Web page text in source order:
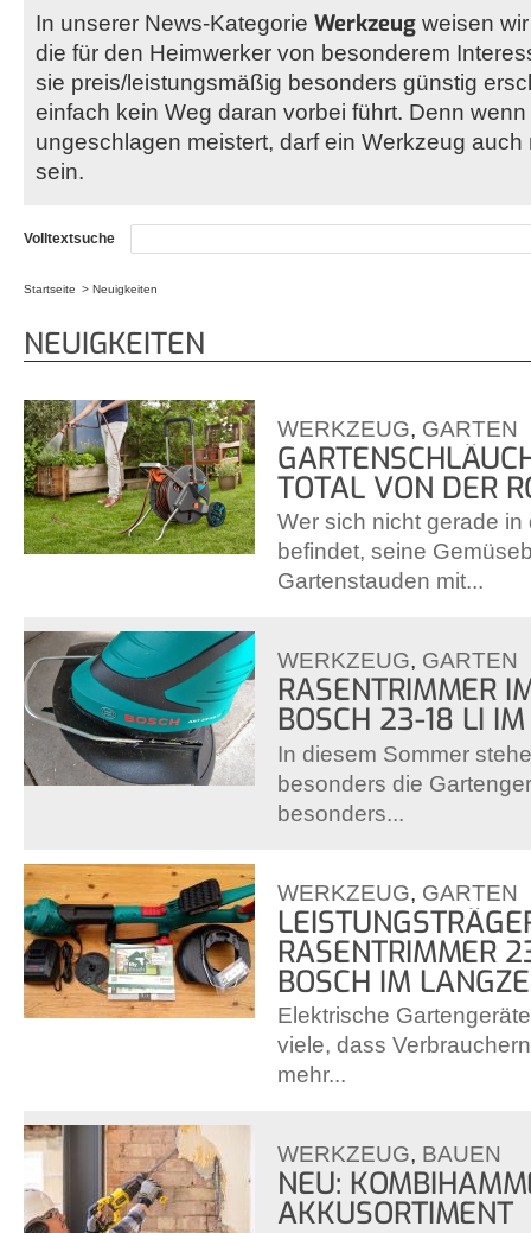
In unserer News-Kategorie Werkzeug weisen
die für den Heimwerker von besonderem
sie preis/leistungsmäßig besonders günstig
einfach kein Weg daran vorbei führt. Denn
ungeschlagen meistert, darf ein Werkzeug auch
sein.
Volltextsuche
Startseite Neuigkeiten
NEUIGKEITEN
WERKZEUG, GARTEN
TOTAL VON DER
Wer sich nicht gerade
befindet, seine
Gartenstauden mit...
WERKZEUG, GARTEN
RASENTRIMMER
BOSCH 23-18 LI
In diesem Sommer
besonders die
besonders...
WERKZEUG, GARTEN
RASENTRIMMER
BOSCH IM
Elektrische
viele, dass
mehr...
WERKZEUG, BAUEN
NEU:
AKKUSORTIMENT